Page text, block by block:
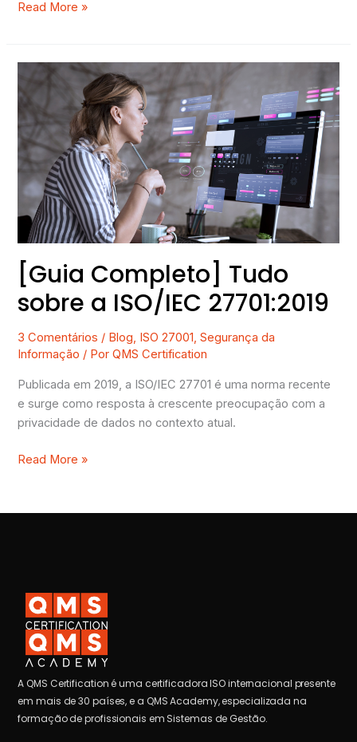
Read More »
[Guia Completo] Tudo
sobre a ISO/IEC 27701:2019
3 Comentários / Blog, ISO 27001,Segurança da
Informação / PorQMS Certification
Publicada em 2019, a ISO/IEC 27701 é uma norma recente
e surge como resposta à crescente preocupação com a
privacidade de dados no contexto atual.
[Guia
Completo]
Tudo
sobre
a
ISO/IEC
27701:2019
Read More »
A QMS Certification é uma certificadora ISO internacional presente
em mais de 30 países, e a QMS Academy, especializada na
formação de profissionais em Sistemas de Gestão.